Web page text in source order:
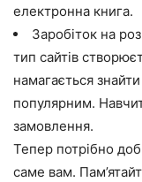
електронна книга.
Заробіток на
тип сайтів
намагається
популярним.
замовлення.
Тепер потрібно
саме вам.